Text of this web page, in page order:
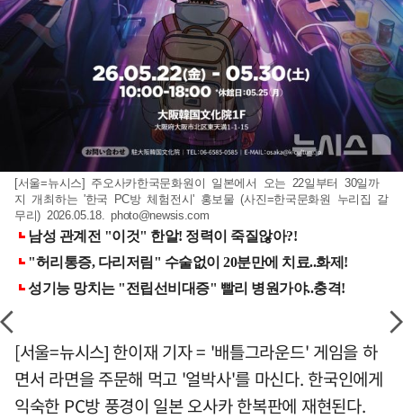
[서울=뉴시스] 주오사카한국문화원이 일본에서 오는 22일부터 30일까
지 개최하는 '한국 PC방 체험전시' 홍보물 (사진=한국문화원 누리집 갈
무리) 2026.05.18.photo@newsis.com
[서울=뉴시스] 한이재 기자 = '배틀그라운드' 게임을 하
면서 라면을 주문해 먹고 '얼박사'를 마신다. 한국인에게
익숙한 PC방 풍경이 일본 오사카 한복판에 재현된다.